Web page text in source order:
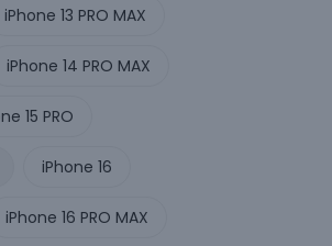
iPhone 13 PRO MAX
iPhone 14 PRO MAX
15 PRO
iPhone 16
iPhone 16 PRO MAX